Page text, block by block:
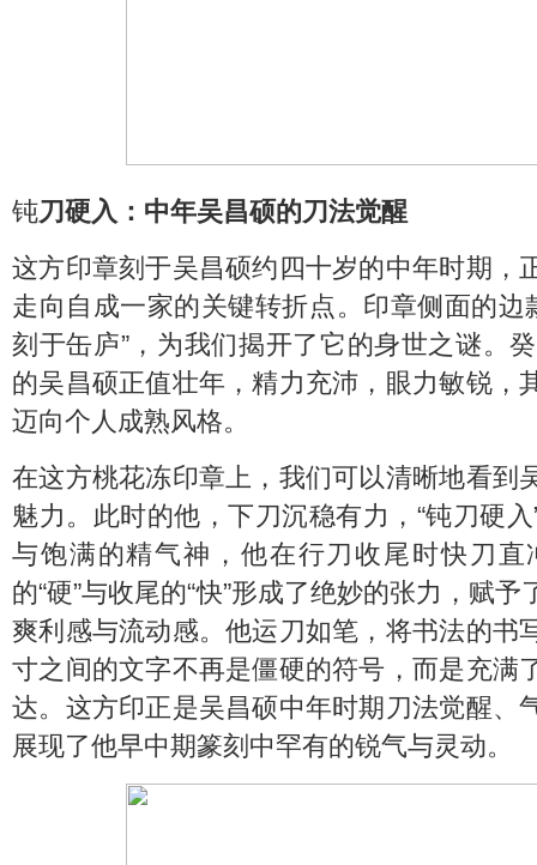
钝刀硬入：中年吴昌硕的刀法觉醒
这方印章刻于吴昌硕约四十岁的中年时期，
走向自成一家的关键转折点。印章侧面的边
刻于缶庐”，为我们揭开了它的身世之谜。
的吴昌硕正值壮年，精力充沛，眼力敏锐，
迈向个人成熟风格。
在这方桃花冻印章上，我们可以清晰地看到
魅力。此时的他，下刀沉稳有力，“钝刀硬
与饱满的精气神，他在行刀收尾时快刀
的“硬”与收尾的“快”形成了绝妙的张力，赋
爽利感与流动感。他运刀如笔，将书法的书
寸之间的文字不再是僵硬的符号，而是充满
达。这方印正是吴昌硕中年时期刀法觉醒、
展现了他早中期篆刻中罕有的锐气与灵动。